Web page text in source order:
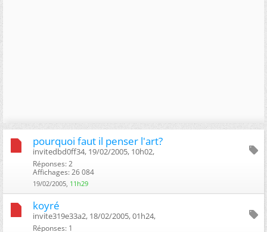
pourquoi faut il penser l'art?
invitedbd0ff34, 19/02/2005, 10h02, ‎
Réponses: 2
Affichages: 26 084
19/02/2005, 11h29
koyré
invite319e33a2, 18/02/2005, 01h24, ‎
Réponses: 1